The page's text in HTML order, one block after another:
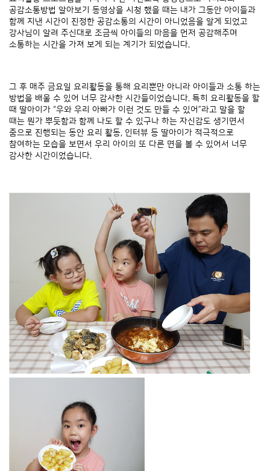
공감소통방법 알아보기 동영상을 시청 했을 때는 내가 그동안 아이들과
함께 지낸 시간이 진정한 공감소통의 시간이 아니었음을 알게 되었고
강사님이 알려 주신대로 조금씩 아이들의 마음을 먼저 공감해주며
소통하는 시간을 가져 보게 되는 계기가 되었습니다.
그 후 매주 금요일 요리활동을 통해 요리뿐만 아니라 아이들과 소통 하는
방법을 배울 수 있어 너무 감사한 시간들이었습니다. 특히 요리활동을 할
때 딸아이가 “우와 우리 아빠가 이런 것도 만들 수 있어”라고 말을 할
때는 뭔가 뿌듯함과 함께 나도 할 수 있구나 하는 자신감도 생기면서
줌으로 진행되는 동안 요리 활동, 인터뷰 등 딸아이가 적극적으로
참여하는 모습을 보면서 우리 아이의 또 다른 면을 볼 수 있어서 너무
감사한 시간이었습니다.